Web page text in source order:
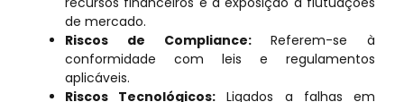
de mercado.
Riscos de Compliance:Referem-se à
conformidade com leis e regulamentos
aplicáveis.
Riscos Tecnológicos: Ligados a falhas em